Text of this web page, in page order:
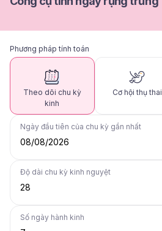
Phương pháp tính toán
Theo dõi chu kỳ
kinh
Cơ hội thụ thai
Ngày đầu tiên của chu kỳ gần nhất
08/08/2026
Độ dài chu kỳ kinh nguyệt
Số ngày hành kinh